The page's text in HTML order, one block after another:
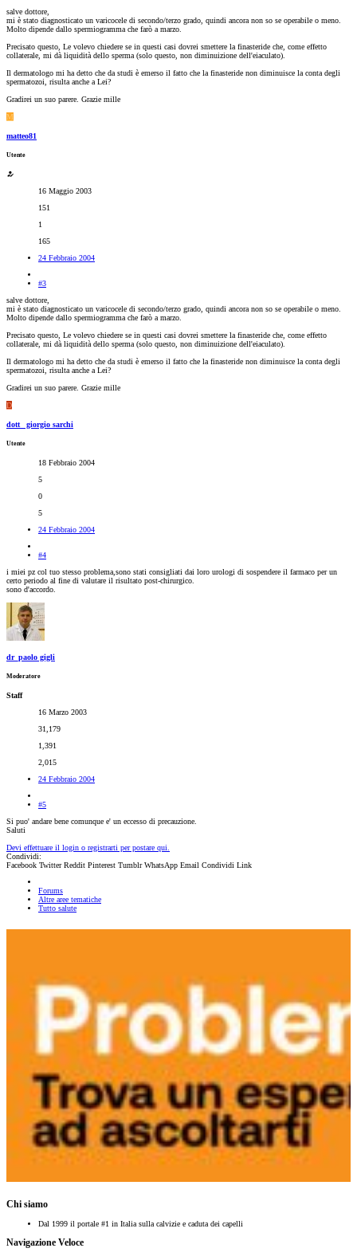
salve dottore,
mi è stato diagnosticato un varicocele di secondo/terzo grado, quindi ancora non so se operabile o meno.
Molto dipende dallo spermiogramma che farò a marzo.
Precisato questo, Le volevo chiedere se in questi casi dovrei smettere la finasteride che, come effetto
collaterale, mi dà liquidità dello sperma (solo questo, non diminuizione dell'eiaculato).
Il dermatologo mi ha detto che da studi è emerso il fatto che la finasteride non diminuisce la conta degli
spermatozoi, risulta anche a Lei?
Gradirei un suo parere. Grazie mille
M
matteo81
Utente
16 Maggio 2003
151
1
165
24 Febbraio 2004
#3
salve dottore,
mi è stato diagnosticato un varicocele di secondo/terzo grado, quindi ancora non so se operabile o meno.
Molto dipende dallo spermiogramma che farò a marzo.
Precisato questo, Le volevo chiedere se in questi casi dovrei smettere la finasteride che, come effetto
collaterale, mi dà liquidità dello sperma (solo questo, non diminuizione dell'eiaculato).
Il dermatologo mi ha detto che da studi è emerso il fatto che la finasteride non diminuisce la conta degli
spermatozoi, risulta anche a Lei?
Gradirei un suo parere. Grazie mille
D
dott_ giorgio sarchi
Utente
18 Febbraio 2004
5
0
5
24 Febbraio 2004
#4
i miei pz col tuo stesso problema,sono stati consigliati dai loro urologi di sospendere il farmaco per un
certo periodo al fine di valutare il risultato post-chirurgico.
sono d'accordo.
dr_paolo gigli
Moderatore
Staff
16 Marzo 2003
31,179
1,391
2,015
24 Febbraio 2004
#5
Si puo' andare bene comunque e' un eccesso di precauzione.
Saluti
Devi effettuare il login o registrarti per postare qui.
Condividi:
Facebook Twitter Reddit Pinterest Tumblr WhatsApp Email Condividi Link
Forums
Altre aree tematiche
Tutto salute
Chi siamo
Dal 1999 il portale #1 in Italia sulla calvizie e caduta dei capelli
Navigazione Veloce